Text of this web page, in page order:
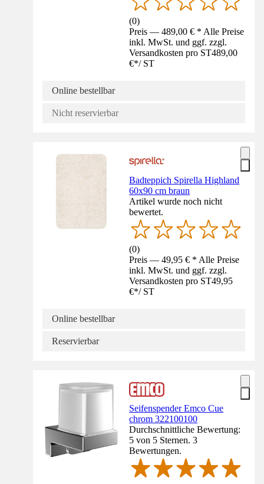
(0)
Preis — 489,00 € * Alle Preise
inkl. MwSt. und ggf. zzgl.
Versandkosten pro ST489,00
€*/ ST
Online bestellbar
Nicht reservierbar
Badteppich Spirella Highland
60x90 cm braun
Artikel wurde noch nicht
bewertet.
(0)
Preis — 49,95 € * Alle Preise
inkl. MwSt. und ggf. zzgl.
Versandkosten pro ST49,95
€*/ ST
Online bestellbar
Reservierbar
Seifenspender Emco Cue
chrom 322100100
Durchschnittliche Bewertung:
5 von 5 Sternen. 3
Bewertungen.